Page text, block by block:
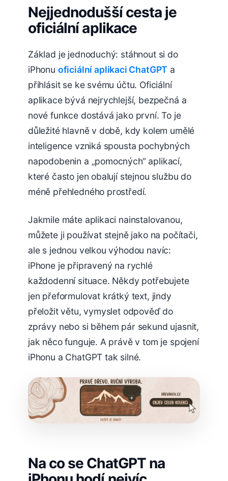
Nejjednodušší cesta je
oficiální aplikace
Základ je jednoduchý: stáhnout si do
iPhonu oficiální aplikaci ChatGPT a
přihlásit se ke svému účtu. Oficiální
aplikace bývá nejrychlejší, bezpečná a
nové funkce dostává jako první. To je
důležité hlavně v době, kdy kolem umělé
inteligence vzniká spousta pochybných
napodobenin a „pomocných“ aplikací,
které často jen obalují stejnou službu do
méně přehledného prostředí.
Jakmile máte aplikaci nainstalovanou,
můžete ji používat stejně jako na počítači,
ale s jednou velkou výhodou navíc:
iPhone je připravený na rychlé
každodenní situace. Někdy potřebujete
jen přeformulovat krátký text, jindy
přeložit větu, vymyslet odpověď do
zprávy nebo si během pár sekund ujasnit,
jak něco funguje. A právě v tom je spojení
iPhonu a ChatGPT tak silné.
Na co se ChatGPT na